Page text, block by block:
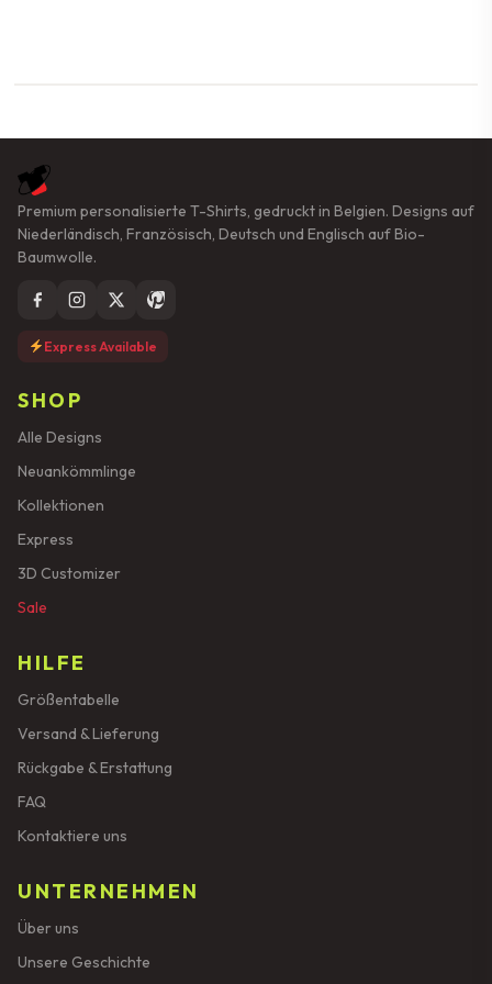
Premium personalisierte T-Shirts, gedruckt in Belgien. Designs auf
Niederländisch, Französisch, Deutsch und Englisch auf Bio-
Baumwolle.
Express Available
SHOP
Alle Designs
Neuankömmlinge
Kollektionen
Express
3D Customizer
Sale
HILFE
Größentabelle
Versand & Lieferung
Rückgabe & Erstattung
FAQ
Kontaktiere uns
UNTERNEHMEN
Über uns
Unsere Geschichte